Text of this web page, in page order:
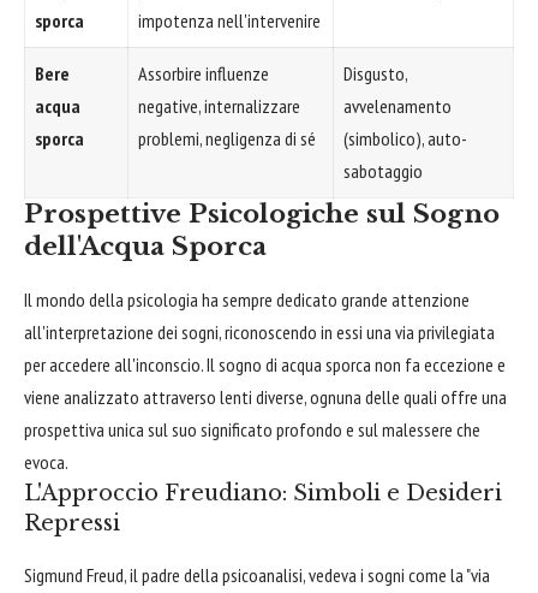
sporca
impotenza nell'intervenire
Bere
acqua
sporca
Assorbire influenze
negative, internalizzare
problemi, negligenza di sé
Disgusto,
avvelenamento
(simbolico), auto-
sabotaggio
Prospettive Psicologiche sul Sogno
dell'Acqua Sporca
Il mondo della psicologia ha sempre dedicato grande attenzione
all'interpretazione dei sogni, riconoscendo in essi una via privilegiata
per accedere all'inconscio. Il sogno di acqua sporca non fa eccezione e
viene analizzato attraverso lenti diverse, ognuna delle quali offre una
prospettiva unica sul suo significato profondo e sul malessere che
evoca.
L'Approccio Freudiano: Simboli e Desideri
Repressi
Sigmund Freud, il padre della psicoanalisi, vedeva i sogni come la "via